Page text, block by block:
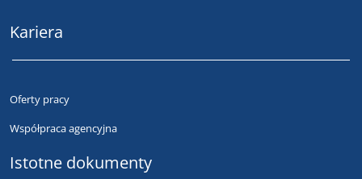
Kariera
Oferty pracy
Współpraca agencyjna
Istotne dokumenty